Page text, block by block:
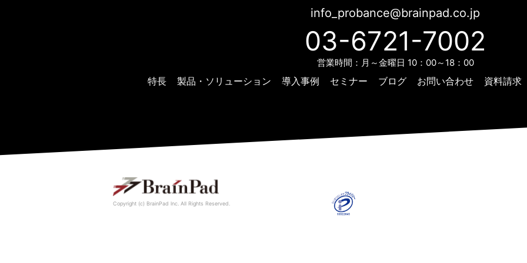
info_probance@brainpad.co.jp
03-6721-7002
営業時間：月～金曜日 10：00～18：00
特長 製品・ソリューション 導入事例 セミナー ブログ お問い合わせ 資料請求
Copyright (c) BrainPad lnc. All Rights Reserved.